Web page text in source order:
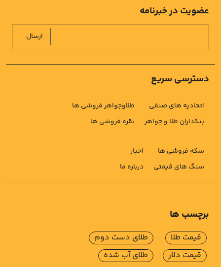
دسترسی سریع
اتحادیه های صنفی
بنکداران طلا و جواهر
طلاوجواهر فروشی ها
نقره فروشی ها
سکه فروشی ها
سنگ های قیمتی
اخبار
درباره ما
عضویت در خبرنامه
ارسال
برچسب ها
قیمت طلا
قیمت دلار
طلای دست دوم
طلای آب شده